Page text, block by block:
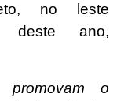
no leste
deste ano,
promovam o